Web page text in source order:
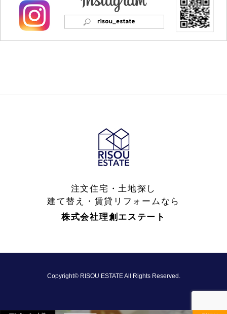
注文住宅・土地探し
建て替え・賃貸リフォームなら
株式会社理創エステート
Copyright© RISOU ESTATE All Rights Reserved.